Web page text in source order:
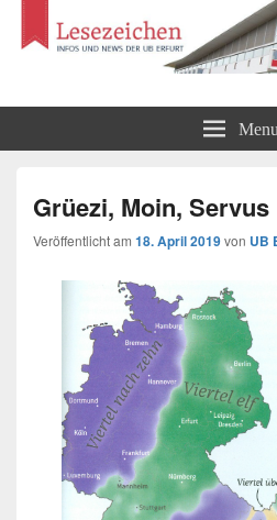
Lesezeichen Menu
Grüezi, Moin, Servus
Veröffentlicht am 18. April 2019von UB